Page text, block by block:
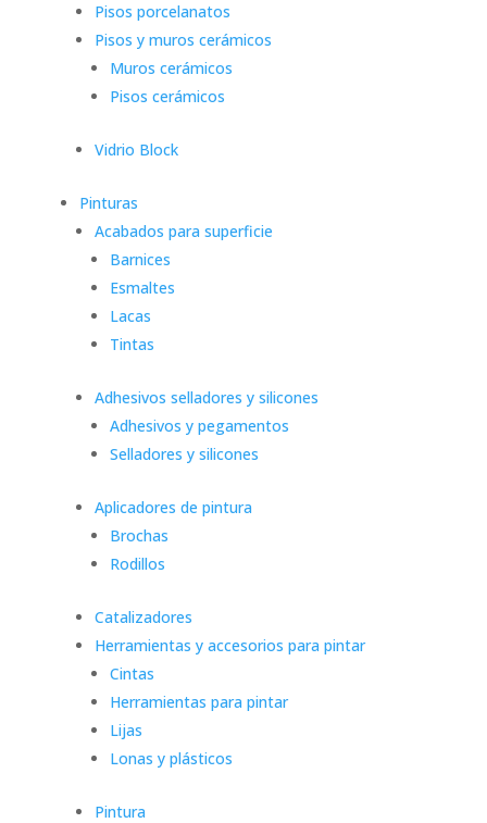
Pisos porcelanatos
Pisos y muros cerámicos
Muros cerámicos
Pisos cerámicos
Vidrio Block
Pinturas
Acabados para superficie
Barnices
Esmaltes
Lacas
Tintas
Adhesivos selladores y silicones
Adhesivos y pegamentos
Selladores y silicones
Aplicadores de pintura
Brochas
Rodillos
Catalizadores
Herramientas y accesorios para pintar
Cintas
Herramientas para pintar
Lijas
Lonas y plásticos
Pintura